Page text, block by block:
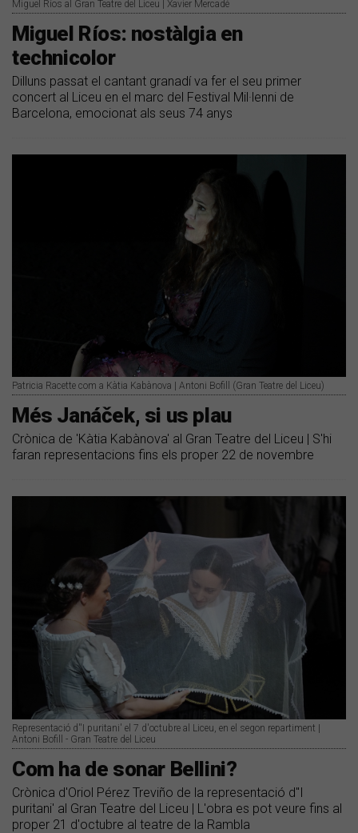
Miguel Ríos al Gran Teatre del Liceu | Xavier Mercadé
Miguel Ríos: nostàlgia en
technicolor
Dilluns passat el cantant granadí va fer el seu primer
concert al Liceu en el marc del Festival Mil·lenni de
Barcelona, emocionat als seus 74 anys
Patricia Racette com a Kàtia Kabànova | Antoni Bofill (Gran Teatre del Liceu)
Més Janáček, si us plau
Crònica de 'Kàtia Kabànova' al Gran Teatre del Liceu | S'hi
faran representacions fins els proper 22 de novembre
Representació d''I puritani' el 7 d'octubre al Liceu, en el segon repartiment |
Antoni Bofill - Gran Teatre del Liceu
Com ha de sonar Bellini?
Crònica d'Oriol Pérez Treviño de la representació d''I
puritani' al Gran Teatre del Liceu | L'obra es pot veure fins al
proper 21 d'octubre al teatre de la Rambla